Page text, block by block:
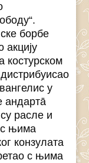
борбе
акцију
костурском
у
андартā
расле и
њима
конзулата
с њима